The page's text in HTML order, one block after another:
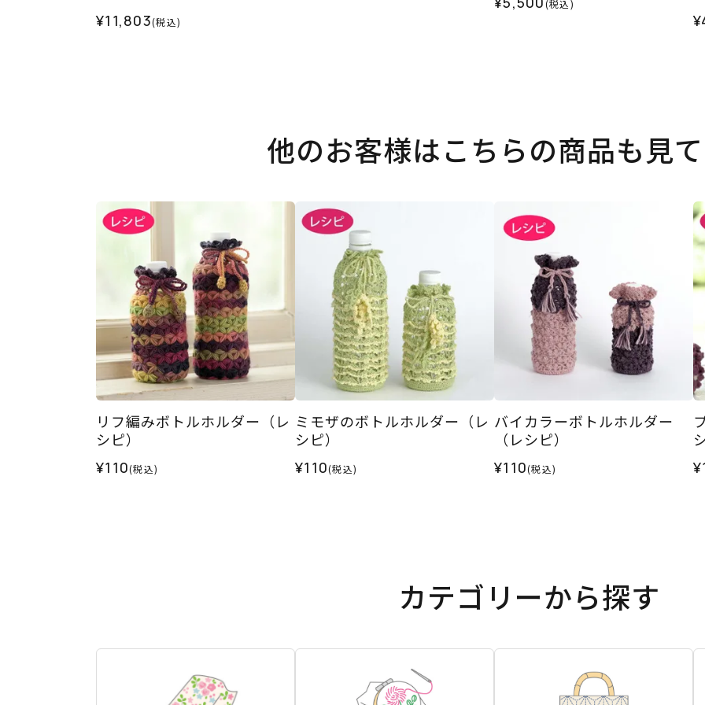
¥11,803(税込)
(税込)
他のお客様はこちらの商品も見
リフ編みボトルホルダー（レ
シピ）
¥110(税込)
ミモザのボトルホルダー（レ
シピ）
¥110(税込)
バイカラーボトルホルダー
（レシピ）
¥110(税込)
カテゴリーから探す